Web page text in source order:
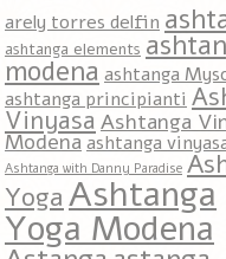
arely torres delfin
ashtanga elements
modena ashtanga
ashtanga principianti
Vinyasa Ashtanga
Modenaashtanga
Ashtanga with Danny Paradise
Yoga Ashtanga
Yoga Modena